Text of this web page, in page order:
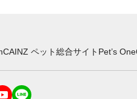
CAINZ ペット総合サイト Pet’s One